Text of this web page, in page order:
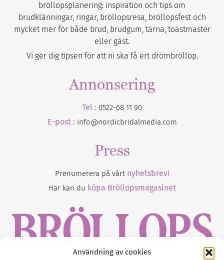
Användning av cookies
bröllopsplanering: inspiration och tips om
brudklänningar, ringar, bröllopsresa, bröllopsfest och
mycket mer för både brud, brudgum, tärna, toastmaster
eller gäst.
Vi ger dig tipsen för att ni ska få ert drömbröllop.
Annonsering
Tel : 0522-68 11 90
E-post : info@nordicbridalmedia.com
Press
Prenumerera på vårt nyhetsbrev!
Här kan du köpa Bröllopsmagasinet